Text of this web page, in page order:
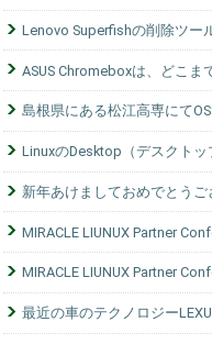
Lenovo Superfishの削除ツー
ASUS Chromeboxは、どこま
島根県にある松江高専にて
LinuxのDesktop（デスクト
新年あけましておめでとうご
MIRACLE LIUNUX Partner
MIRACLE LIUNUX Partner
最近の車のテクノロジー